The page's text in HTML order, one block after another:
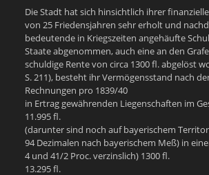
Die Stadt hat sich hinsichtlich ihrer
von 25 Friedensjahren sehr erholt und
bedeutende in Kriegszeiten angehäufte
Staate abgenommen, auch eine an den
schuldige Rente von circa 1300 fl. abgelöst
S. 211), besteht ihr Vermögensstand nach
Rechnungen pro 1839/40
in Ertrag gewährenden Liegenschaften im
11.995 fl.
(darunter sind noch auf bayerischem
94 Dezimalen nach bayerischem Meß) in
4 und 41/2 Proc. verzinslich) 1300 fl.
13.295 fl.